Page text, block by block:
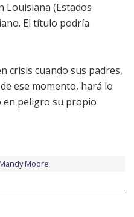
Louisiana (Estados
El título podría
crisis cuando sus padres,
ese momento, hará lo
en peligro su propio
Moore